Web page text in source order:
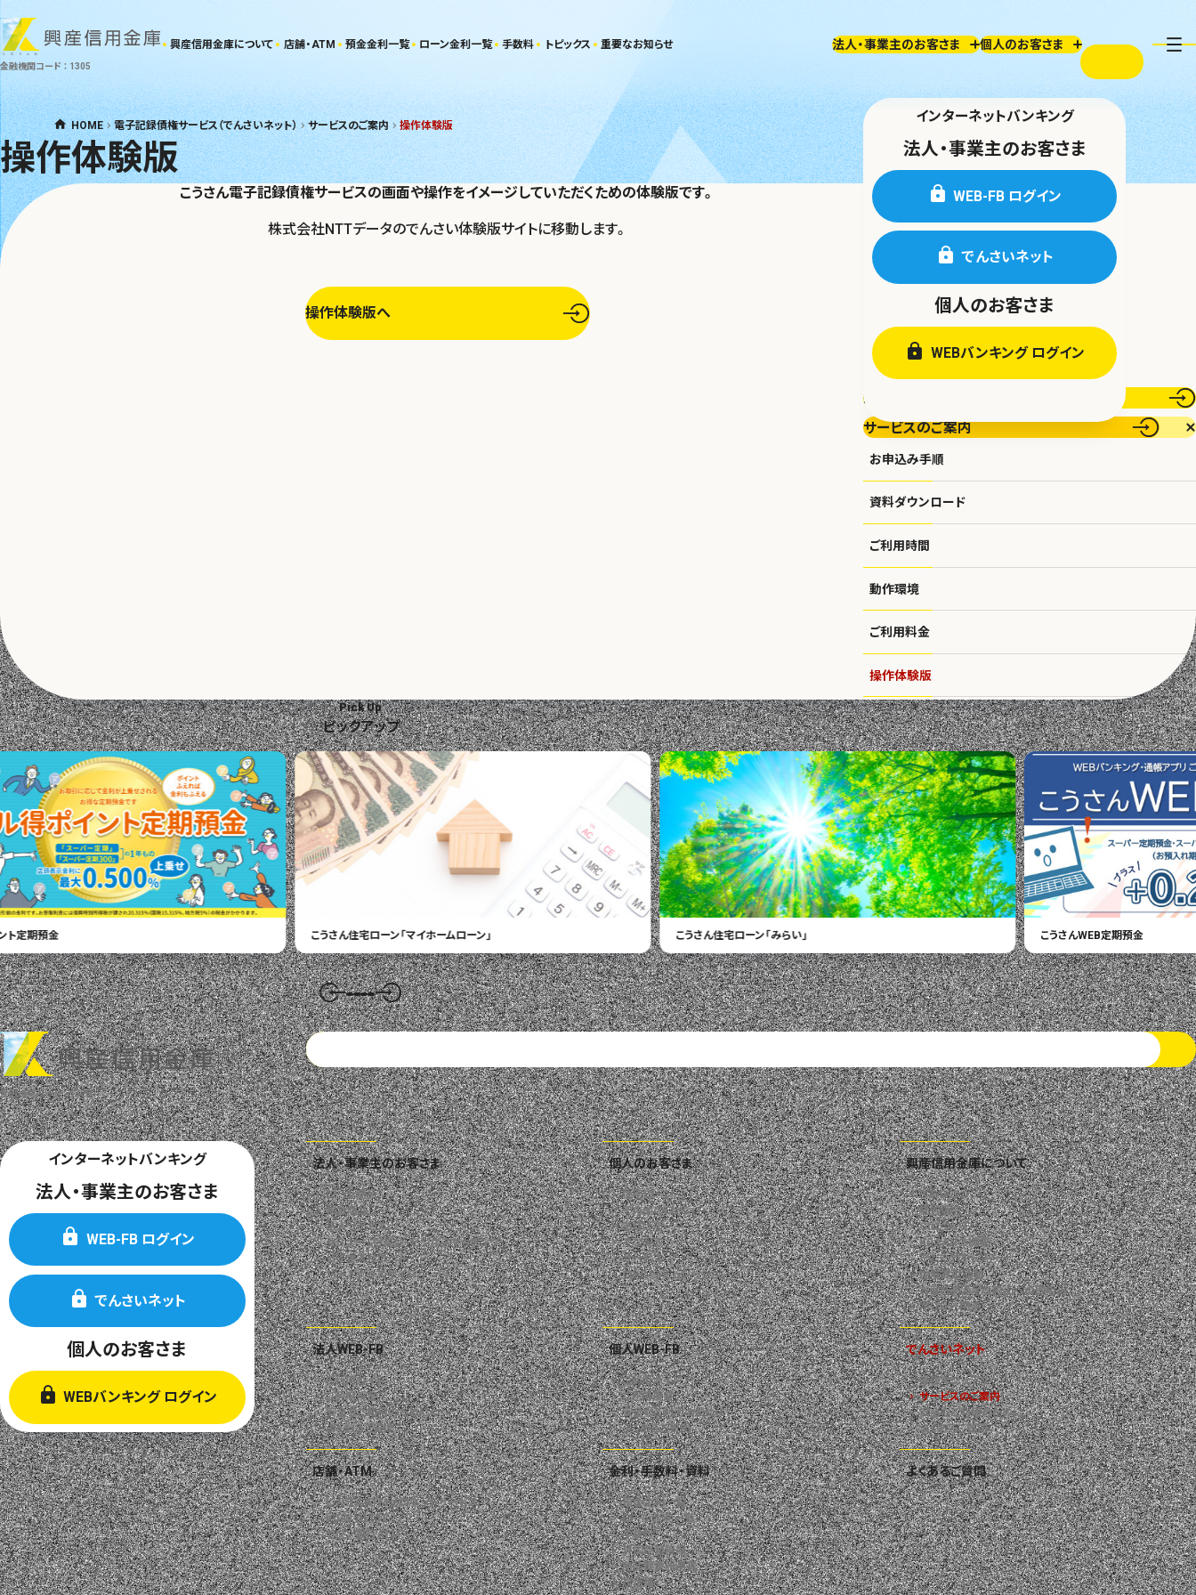
金融機関コード ： 1305
興産信用金庫について 店舗・ATM 預金金利一覧 ローン金利一覧 手数料 トピックス 重要なお知らせ 法人・事業主のお客さま 個人のお客さま
こうさん住宅ローン
HOME 電子記録債権サービス（でんさいネット） サービスのご案内 操作体験版
操作体験版
こうさん電子記録債権サービスの画面や操作をイメージしていただくための体験版です。
株式会社NTTデータのでんさい体験版サイトに移動します。
操作体験版へ
インターネットバンキング
法人・事業主のお客さま
WEB-FB ログイン
でんさいネット
個人のお客さま
WEBバンキング ログイン
操作マニュアル
サービスのご案内
お申込み手順
資料ダウンロード
ご利用時間
動作環境
ご利用料金
操作体験版
ご利用規定
安全なご利用のために
よくあるご質問
Pick Up
ピックアップ
こうさん住宅ローン こうさん住宅ローン「みらい」 こうさんWEB定期預金 エコグリーン定期
金融機関コード ： 1305
インターネットバンキング
法人・事業主のお客さま
WEB-FB ログイン
でんさいネット
個人のお客さま
WEBバンキング ログイン
法人・事業主のお客さま
ローン商品
預金商品
法人サービス
セミナー・相談会・ビジネスマッチング
ビジネスサポート
パートナーズサイト
個人のお客さま
住宅ローン
その他のローン
あずける
そなえる
サービス
ローンシミュレーション
興産信用金庫について
ごあいさつ
経営理念
CIについて
KOSANの概要
ディスクロージャー
地域貢献活動
お客さま満足度向上への取組み
ポリシー関連
法人WEB-FB
ご利用ガイド
ご利用規定
安全なご利用のために
よくあるご質問
個人WEB-FB
ご利用ガイド
ご利用規定
安全なご利用のために
よくあるご質問
でんさいネット
操作マニュアル
サービスのご案内
安全なご利用のために
よくあるご質問
店舗・ATM
しんきんATMゼロネットサービス
VIEW ALTTE
セブン銀行ATM
金利・手数料・資料
預金金利一覧
ローン金利一覧
手数料
外国為替相場
商品概要説明書
規定集
よくあるご質問